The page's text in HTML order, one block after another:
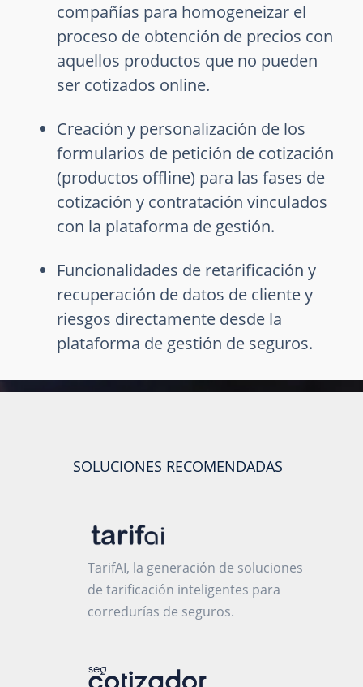
compañías para homogeneizar el
proceso de obtención de precios con
aquellos productos que no pueden
ser cotizados online.
Creación y personalización de los
formularios de petición de cotización
(productos offline) para las fases de
cotización y contratación vinculados
con la plataforma de gestión.
Funcionalidades de retarificación y
recuperación de datos de cliente y
riesgos directamente desde la
plataforma de gestión de seguros.
SOLUCIONES RECOMENDADAS
TarifAI, la generación de soluciones
de tarificación inteligentes para
corredurías de seguros.